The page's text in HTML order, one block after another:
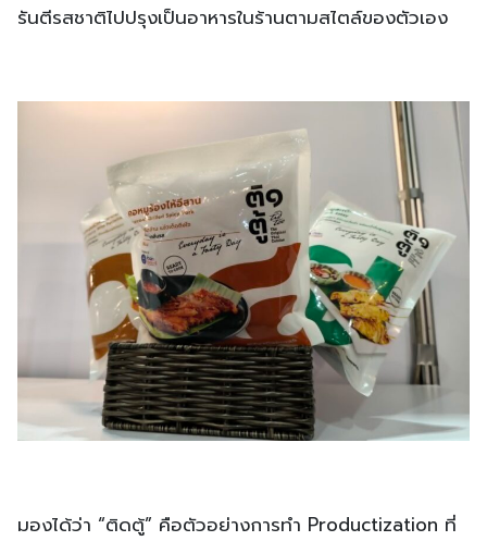
รันตีรสชาติไปปรุงเป็นอาหารในร้านตามสไตล์ของตัวเอง
มองได้ว่า “ติดตู้” คือตัวอย่างการทำ Productization ที่